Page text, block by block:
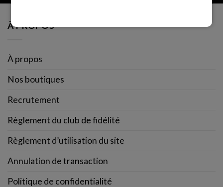
À PROPOS
À propos
Nos boutiques
Recrutement
Règlement du club de fidélité
Règlement d’utilisation du site
Annulation de transaction
Politique de confidentialité